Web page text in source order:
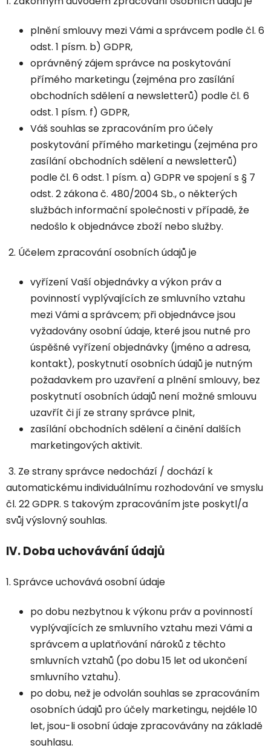
plnění smlouvy mezi Vámi a správcem podle čl. 6
odst. 1 písm. b) GDPR,
oprávněný zájem správce na poskytování
přímého marketingu (zejména pro zasílání
obchodních sdělení a newsletterů) podle čl. 6
odst. 1 písm. f) GDPR,
Váš souhlas se zpracováním pro účely
poskytování přímého marketingu (zejména pro
zasílání obchodních sdělení a newsletterů)
podle čl. 6 odst. 1 písm. a) GDPR ve spojení s § 7
odst. 2 zákona č. 480/2004 Sb., o některých
službách informační společnosti v případě, že
nedošlo k objednávce zboží nebo služby.
2. Účelem zpracování osobních údajů je
vyřízení Vaší objednávky a výkon práv a
povinností vyplývajících ze smluvního vztahu
mezi Vámi a správcem; při objednávce jsou
vyžadovány osobní údaje, které jsou nutné pro
úspěšné vyřízení objednávky (jméno a adresa,
kontakt), poskytnutí osobních údajů je nutným
požadavkem pro uzavření a plnění smlouvy, bez
poskytnutí osobních údajů není možné smlouvu
uzavřít či jí ze strany správce plnit,
zasílání obchodních sdělení a činění dalších
marketingových aktivit.
3. Ze strany správce nedochází / dochází k
automatickému individuálnímu rozhodování ve smyslu
čl. 22 GDPR. S takovým zpracováním jste poskytl/a
svůj výslovný souhlas.
IV.Doba uchovávání údajů
1. Správce uchovává osobní údaje
po dobu nezbytnou k výkonu práv a povinností
vyplývajících ze smluvního vztahu mezi Vámi a
správcem a uplatňování nároků z těchto
smluvních vztahů (po dobu 15 let od ukončení
smluvního vztahu).
po dobu, než je odvolán souhlas se zpracováním
osobních údajů pro účely marketingu, nejdéle 10
let, jsou-li osobní údaje zpracovávány na základě
souhlasu.